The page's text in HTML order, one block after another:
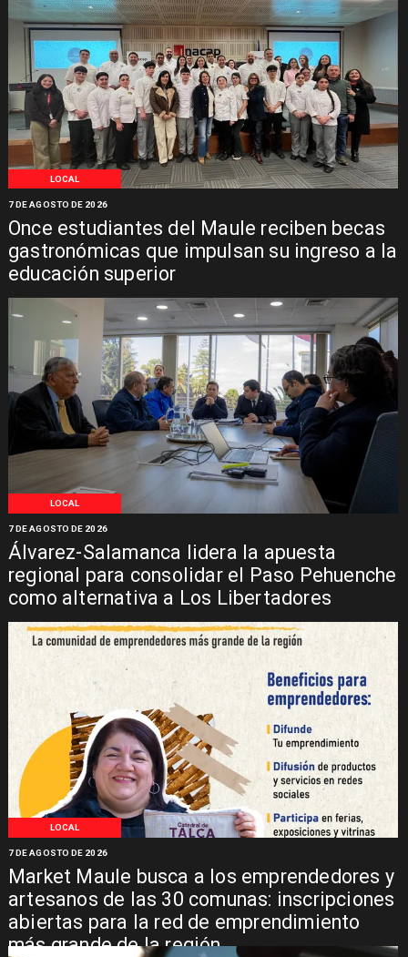
LOCAL
Once estudiantes del Maule reciben becas
gastronómicas que impulsan su ingreso a la
educación superior
7 DE AGOSTO DE 2026
LOCAL
Álvarez-Salamanca lidera la apuesta
regional para consolidar el Paso Pehuenche
como alternativa a Los Libertadores
7 DE AGOSTO DE 2026
LOCAL
Market Maule busca a los emprendedores y
artesanos de las 30 comunas: inscripciones
abiertas para la red de emprendimiento
más grande de la región
7 DE AGOSTO DE 2026